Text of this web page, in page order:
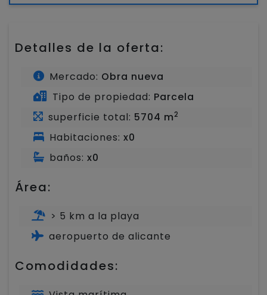
Detalles de la oferta:
Mercado: Obra nueva
Tipo de propiedad: Parcela
superficie total: 5704 m2
Habitaciones: x0
baños: x0
Área:
> 5 km a la playa
aeropuerto de alicante
Comodidades: